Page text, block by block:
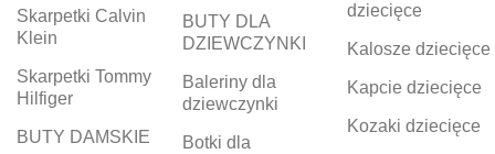
Skarpetki Calvin
Klein
Skarpetki Tommy
Hilfiger
BUTY DAMSKIE
BUTY DLA
DZIEWCZYNKI
Baleriny dla
dziewczynki
Botki dla
dziecięce
Kalosze dziecięce
Kapcie dziecięce
Kozaki dziecięce